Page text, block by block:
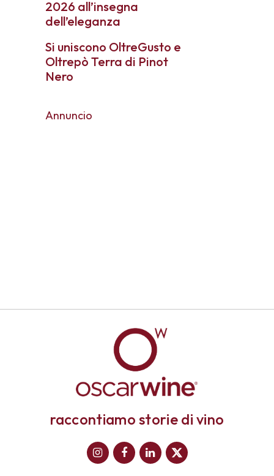
2026 all’insegna
dell’eleganza
Si uniscono OltreGusto e
Oltrepò Terra di Pinot
Nero
Annuncio
raccontiamo storie di vino